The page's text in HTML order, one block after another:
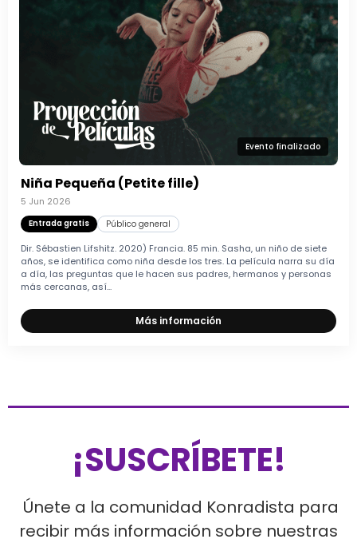
Evento finalizado
Niña Pequeña (Petite fille)
5 Jun 2026
Entrada gratis Público general
Dir. Sébastien Lifshitz. 2020) Francia. 85 min. Sasha, un niño de siete
años, se identifica como niña desde los tres. La película narra su día
a día, las preguntas que le hacen sus padres, hermanos y personas
más cercanas, así...
Más información
¡SUSCRÍBETE!
Únete a la comunidad Konradista para
recibir más información sobre nuestras